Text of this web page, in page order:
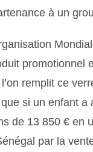
à un
promotionnel
remplit ce
si un enfant a
de 13 850 € en
par la